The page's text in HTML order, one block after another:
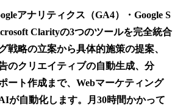
アナリティクス（GA4）・Google S
Clarityの3つのツールを完全統合
戦略の立案から具体的施策の提案、
のクリエイティブの自動生成、分
ート作成まで、Webマーケティング
が自動化します。月30時間かかって